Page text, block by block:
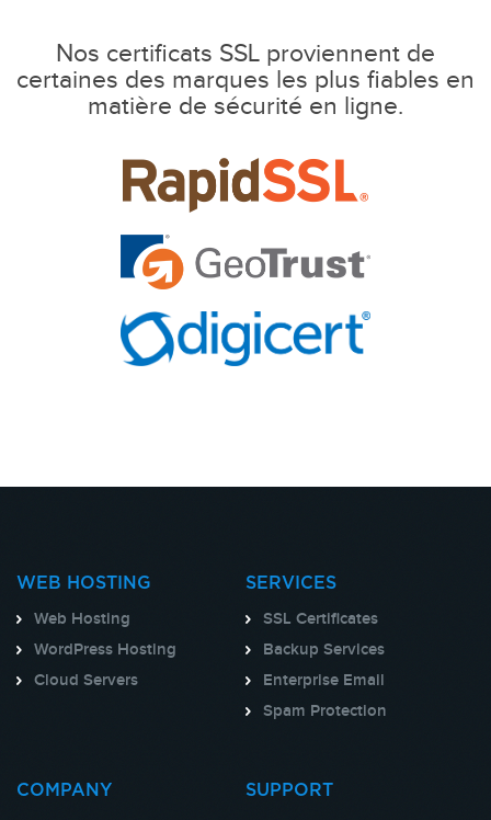
Nos certificats SSL proviennent de
certaines des marques les plus fiables en
matière de sécurité en ligne.
WEB HOSTING
Web Hosting
WordPress Hosting
Cloud Servers
SERVICES
SSL Certificates
Backup Services
Enterprise Email
Spam Protection
COMPANY SUPPORT